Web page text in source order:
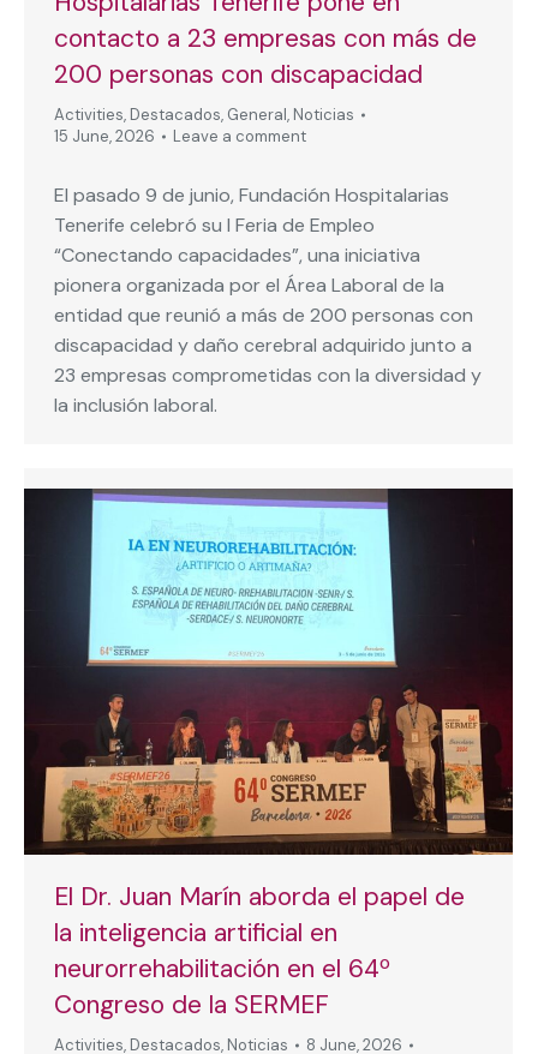
contacto a 23 empresas con más de
200 personas con discapacidad
Activities, Destacados, General, Noticias
15 June, 2026
Leave a comment
El pasado 9 de junio, Fundación Hospitalarias
Tenerife celebró su I Feria de Empleo
“Conectando capacidades”, una iniciativa
pionera organizada por el Área Laboral de la
entidad que reunió a más de 200 personas con
discapacidad y daño cerebral adquirido junto a
23 empresas comprometidas con la diversidad y
la inclusión laboral.
El Dr. Juan Marín aborda el papel de
la inteligencia artificial en
neurorrehabilitación en el 64º
Congreso de la SERMEF
Activities, Destacados, Noticias
8 June, 2026